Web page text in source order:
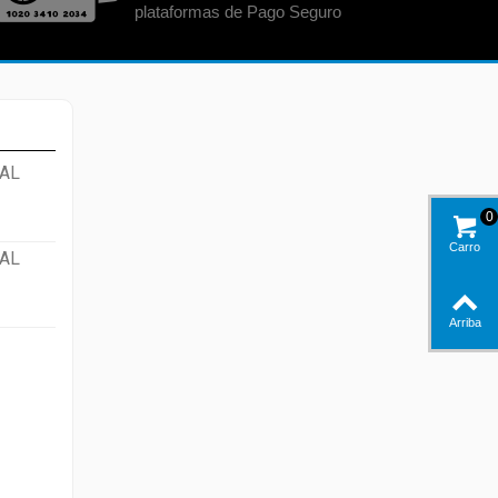
plataformas de Pago Seguro
Carro
0
Arriba